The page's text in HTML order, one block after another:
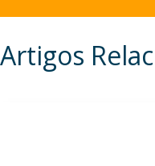
Artigos